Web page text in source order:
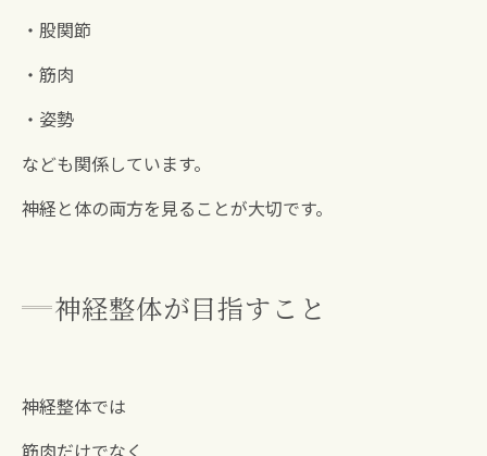
・股関節
・筋肉
・姿勢
なども関係しています。
神経と体の両方を見ることが大切です。
神経整体が目指すこと
神経整体では
筋肉だけでなく